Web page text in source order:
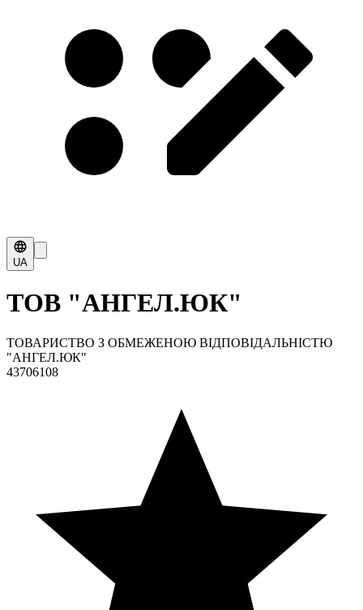
UA
ТОВ "АНГЕЛ.ЮК"
ТОВАРИСТВО З ОБМЕЖЕНОЮ ВІДПОВІДАЛЬНІСТЮ
"АНГЕЛ.ЮК"
43706108